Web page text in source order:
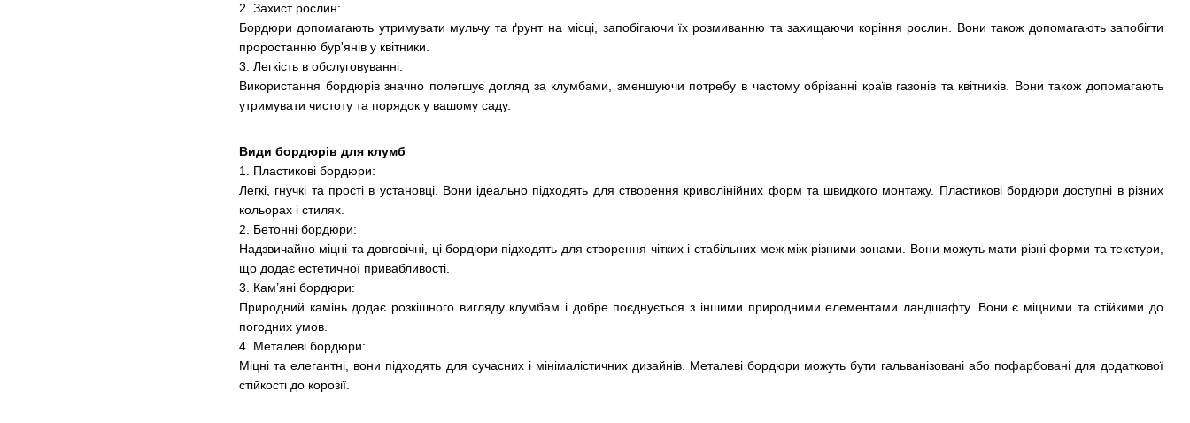
2. Захист рослин:
Бордюри допомагають утримувати мульчу та ґрунт на місці, запобігаючи їх розмиванню та захищаючи коріння рослин. Вони також допомагають запобігти
проростанню бур'янів у квітники.
3. Легкість в обслуговуванні:
Використання бордюрів значно полегшує догляд за клумбами, зменшуючи потребу в частому обрізанні країв газонів та квітників. Вони також допомагають
утримувати чистоту та порядок у вашому саду.
Види бордюрів для клумб
1. Пластикові бордюри:
Легкі, гнучкі та прості в установці. Вони ідеально підходять для створення криволінійних форм та швидкого монтажу. Пластикові бордюри доступні в різних
кольорах і стилях.
2. Бетонні бордюри:
Надзвичайно міцні та довговічні, ці бордюри підходять для створення чітких і стабільних меж між різними зонами. Вони можуть мати різні форми та текстури,
що додає естетичної привабливості.
3. Кам’яні бордюри:
Природний камінь додає розкішного вигляду клумбам і добре поєднується з іншими природними елементами ландшафту. Вони є міцними та стійкими до
погодних умов.
4. Металеві бордюри:
Міцні та елегантні, вони підходять для сучасних і мінімалістичних дизайнів. Металеві бордюри можуть бути гальванізовані або пофарбовані для додаткової
стійкості до корозії.